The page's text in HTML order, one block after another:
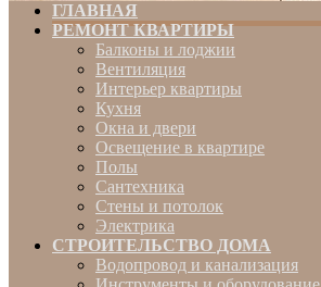
ГЛАВНАЯ
РЕМОНТ КВАРТИРЫ
Балконы и лоджии
Вентиляция
Интерьер квартиры
Кухня
Окна и двери
Освещение в квартире
Полы
Сантехника
Стены и потолок
Электрика
СТРОИТЕЛЬСТВО ДОМА
Водопровод и канализация